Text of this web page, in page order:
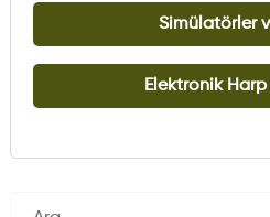
Simülatörler
Elektronik